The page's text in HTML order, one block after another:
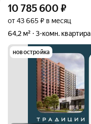
10 785 600 ₽
от 43 665 ₽ в месяц
64,2 м²
3-комн. квартира
новостройка